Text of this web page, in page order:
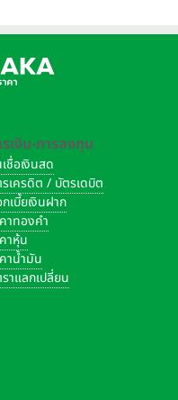
เงิน-การลงทุน
ชื่อเงินสด
เครดิต / บัตรเดบิต
เบี้ยเงินฝาก
าทองคำ
าหุ้น
าน้ำมัน
าแลกเปลี่ยน